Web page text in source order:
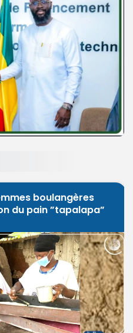
boulangères
du pain ”tapalapa”